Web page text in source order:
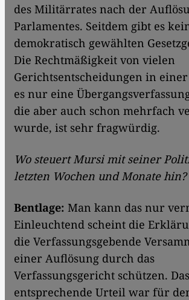
des Militärrates nach der
Parlamentes. Seitdem gibt es
demokratisch gewählten
Die Rechtmäßigkeit von vielen
Gerichtsentscheidungen in
es nur eine
die aber auch schon mehrfach
wurde, ist sehr fragwürdig.
Wo steuert Mursi mit seiner
letzten Wochen und Monate hin?
Bentlage: Man kann das nur
Einleuchtend scheint die
die Verfassungsgebende
einer Auflösung durch das
Verfassungsgericht schützen. Das
entsprechende Urteil war für